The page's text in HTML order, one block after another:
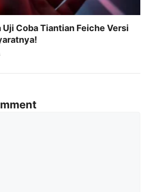
Coba Tiantian Feiche Versi